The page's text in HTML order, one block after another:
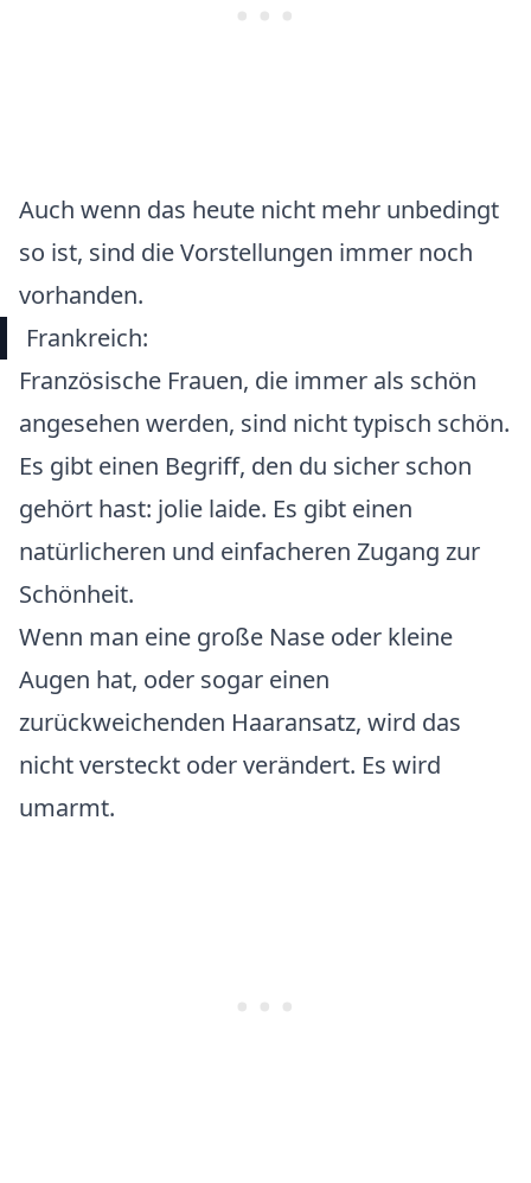
Auch wenn das heute nicht mehr unbedingt
so ist, sind die Vorstellungen immer noch
vorhanden.
Frankreich:
Französische Frauen, die immer als schön
angesehen werden, sind nicht typisch schön.
Es gibt einen Begriff, den du sicher schon
gehört hast: jolie laide. Es gibt einen
natürlicheren und einfacheren Zugang zur
Schönheit.
Wenn man eine große Nase oder kleine
Augen hat, oder sogar einen
zurückweichenden Haaransatz, wird das
nicht versteckt oder verändert. Es wird
umarmt.